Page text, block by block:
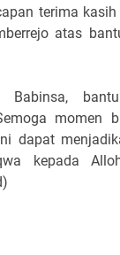
terima
atas
Babinsa,
momen
dapat
kepada Alloh